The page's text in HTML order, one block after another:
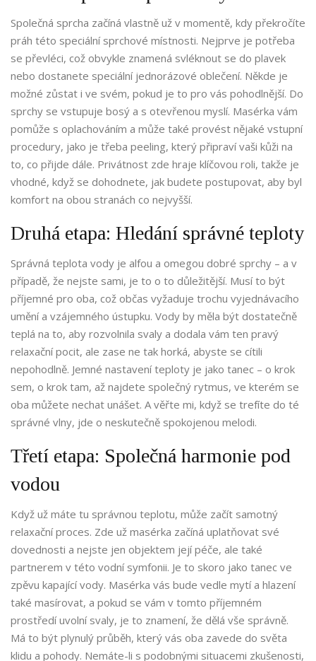
Společná sprcha začíná vlastně už v momentě, kdy překročíte
práh této speciální sprchové místnosti. Nejprve je potřeba
se převléci, což obvykle znamená svléknout se do plavek
nebo dostanete speciální jednorázové oblečení. Někde je
možné zůstat i ve svém, pokud je to pro vás pohodlnější. Do
sprchy se vstupuje bosý a s otevřenou myslí. Masérka vám
pomůže s oplachováním a může také provést nějaké vstupní
procedury, jako je třeba peeling, který připraví vaši kůži na
to, co přijde dále. Privátnost zde hraje klíčovou roli, takže je
vhodné, když se dohodnete, jak budete postupovat, aby byl
komfort na obou stranách co nejvyšší.
Druhá etapa: Hledání správné teploty
Správná teplota vody je alfou a omegou dobré sprchy – a v
případě, že nejste sami, je to o to důležitější. Musí to být
příjemné pro oba, což občas vyžaduje trochu vyjednávacího
umění a vzájemného ústupku. Vody by měla být dostatečně
teplá na to, aby rozvolnila svaly a dodala vám ten pravý
relaxační pocit, ale zase ne tak horká, abyste se cítili
nepohodlně. Jemné nastavení teploty je jako tanec – o krok
sem, o krok tam, až najdete společný rytmus, ve kterém se
oba můžete nechat unášet. A věřte mi, když se trefíte do té
správné vlny, jde o neskutečně spokojenou melodi.
Třetí etapa: Společná harmonie pod
vodou
Když už máte tu správnou teplotu, může začít samotný
relaxační proces. Zde už masérka začíná uplatňovat své
dovednosti a nejste jen objektem její péče, ale také
partnerem v této vodní symfonii. Je to skoro jako tanec ve
zpěvu kapající vody. Masérka vás bude vedle mytí a hlazení
také masírovat, a pokud se vám v tomto příjemném
prostředí uvolní svaly, je to znamení, že dělá vše správně.
Má to být plynulý průběh, který vás oba zavede do světa
klidu a pohody. Nemáte-li s podobnými situacemi zkušenosti,